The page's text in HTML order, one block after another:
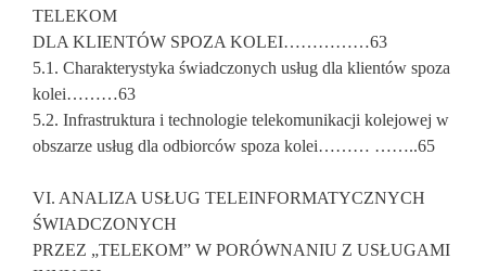
TELEKOM
DLA KLIENTÓW SPOZA KOLEI……………63
5.1. Charakterystyka świadczonych usług dla klientów spoza
kolei………63
5.2. Infrastruktura i technologie telekomunikacji kolejowej w
obszarze usług dla odbiorców spoza kolei……… ……..65
VI. ANALIZA USŁUG TELEINFORMATYCZNYCH
ŚWIADCZONYCH
PRZEZ „TELEKOM” W PORÓWNANIU Z USŁUGAMI